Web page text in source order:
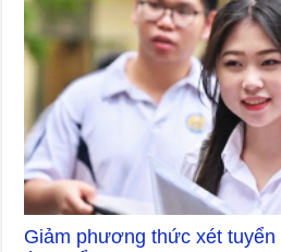
Giảm phương thức xét